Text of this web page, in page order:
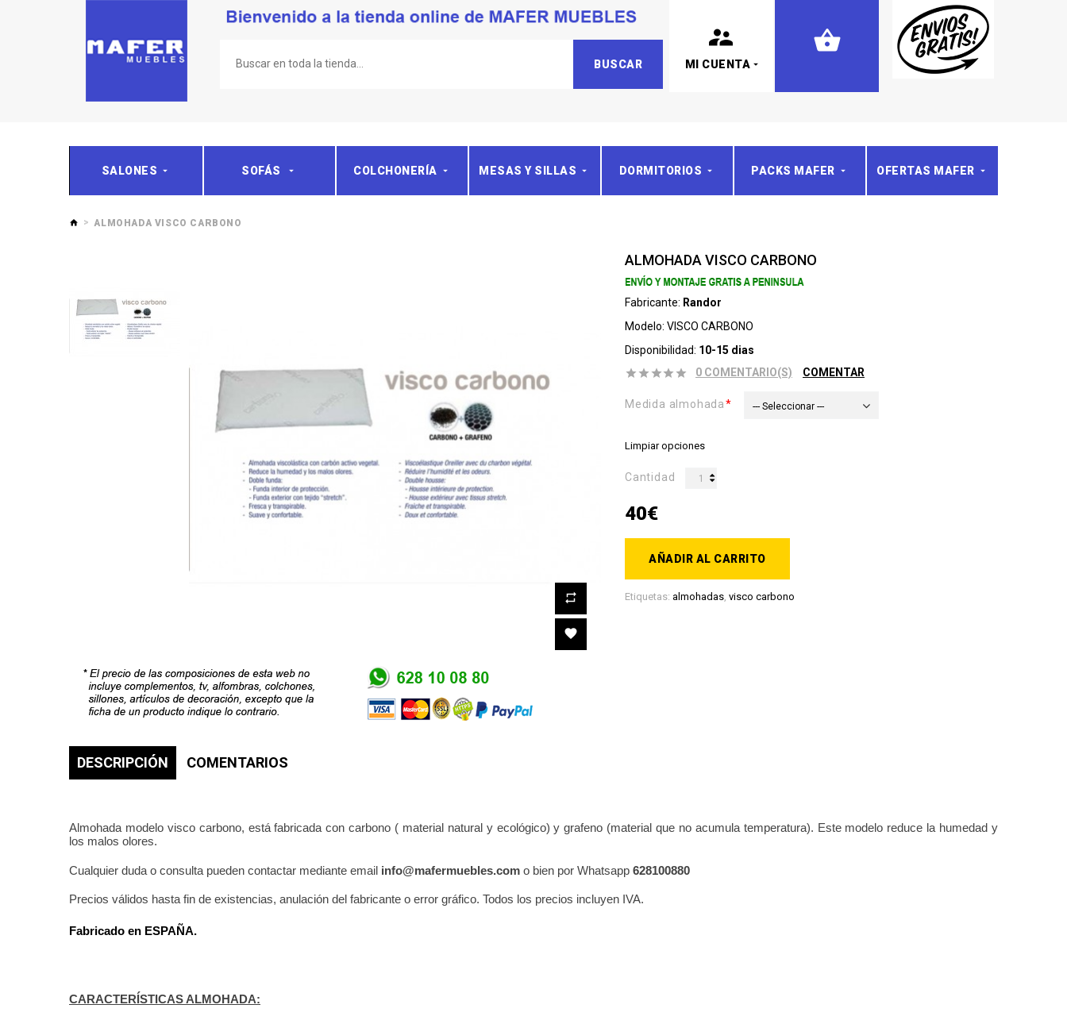
BUSCAR MI CUENTA
SALONES SOFÁS COLCHONERÍA MESAS Y SILLAS DORMITORIOS PACKS MAFER OFERTAS MAFER
ALMOHADA VISCO CARBONO
ALMOHADA VISCO CARBONO
Fabricante: Randor
Modelo: VISCO CARBONO
Disponibilidad: 10-15 dias
0 COMENTARIO(S)
COMENTAR
Medida almohada --- Seleccionar ---
Limpiar opciones
Cantidad
40€
AÑADIR AL CARRITO
Etiquetas: almohadas, visco carbono
DESCRIPCIÓN COMENTARIOS
Almohada modelo visco carbono, está fabricada con carbono ( material natural y ecológico) y grafeno (material que no acumula temperatura). Este modelo reduce la humedad y
los malos olores.
Cualquier duda o consulta pueden contactar mediante email info@mafermuebles.com o bien por Whatsapp 628100880
Precios válidos hasta fin de existencias, anulación del fabricante o error gráfico. Todos los precios incluyen IVA.
Fabricado en ESPAÑA.
CARACTERÍSTICAS ALMOHADA: